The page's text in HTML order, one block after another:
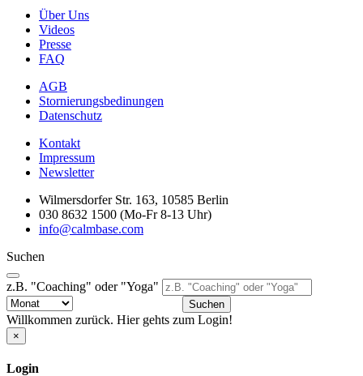
Über Uns
Videos
Presse
FAQ
AGB
Stornierungsbedinungen
Datenschutz
Kontakt
Impressum
Newsletter
Wilmersdorfer Str. 163, 10585 Berlin
030 8632 1500 (Mo-Fr 8-13 Uhr)
info@calmbase.com
Suchen
z.B. "Coaching" oder "Yoga"
Suchen
Willkommen zurück. Hier gehts zum Login!
×
Login